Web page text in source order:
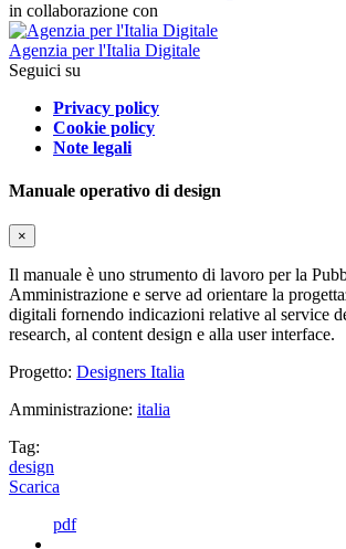
in collaborazione con
Agenzia per l'Italia Digitale
Seguici su
Privacy policy
Cookie policy
Note legali
Manuale operativo di design
×
Il manuale è uno strumento di lavoro per la
Amministrazione e serve ad orientare la
digitali fornendo indicazioni relative al service
research, al content design e alla user interface.
Progetto: Designers Italia
Amministrazione: italia
Tag:
design
Scarica
pdf